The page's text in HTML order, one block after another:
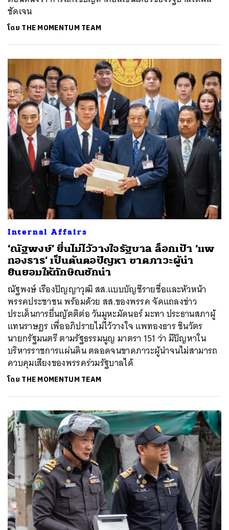
ชัดเจน
โดย THE MOMENTUM TEAM
Internal Affairs
‘ณัฐพงษ์’ ยื่นไม่ไว้วางใจรัฐบาล ล็อกเป้า ‘แพ
ทองธาร’ เป็นต้นตอปัญหา ขาดภาวะผู้นำ
ยินยอมให้ทักษิณชักนำ
ณัฐพงษ์ เรืองปัญญาวุฒิ สส.แบบบัญชีรายชื่อและหัวหน้า
พรรคประชาชน พร้อมด้วย สส.ของพรรค จัดแถลงข่าว
ประเด็นการยื่นญัตติต่อ วันมูหะมัดนอร์ มะทา ประธานสภาผู้
แทนราษฎร เพื่ออภิปรายไม่ไว้วางใจ แพทองธาร ชินวัตร
นายกรัฐมนตรี ตามรัฐธรรมนูญ มาตรา 151 ว่า มีปัญหาใน
บริหารราชการแผ่นดิน ตลอดจนขาดภาวะผู้นำจนไม่สามารถ
ควบคุมเสียงของพรรคร่วมรัฐบาลได้
โดย THE MOMENTUM TEAM